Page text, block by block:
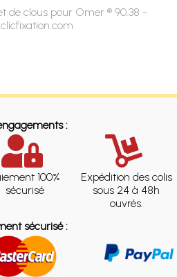
de clous pour Omer ® 90.38 -
:
100%
sécurisé
Expédition des colis
sous 24 à 48h
ouvrés.
sécurisé :